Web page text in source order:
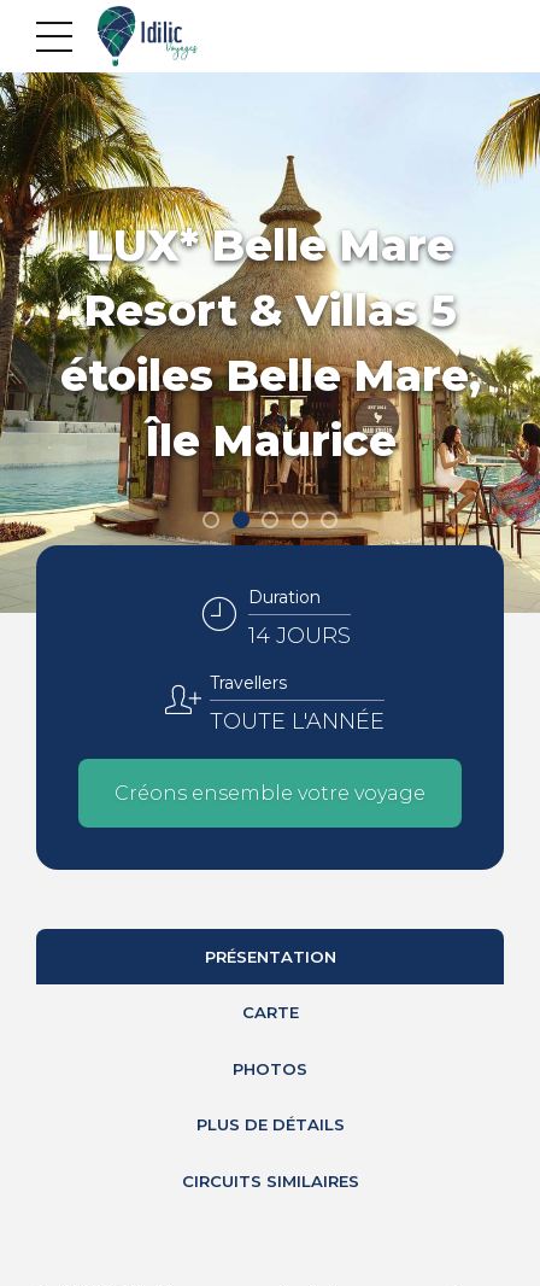
LUX* Belle Mare
Resort & Villas 5
étoiles Belle Mare,
Île Maurice
Duration
14 JOURS
Travellers
TOUTE L'ANNÉE
Créons ensemble votre voyage
PRÉSENTATION
CARTE
PHOTOS
PLUS DE DÉTAILS
CIRCUITS SIMILAIRES